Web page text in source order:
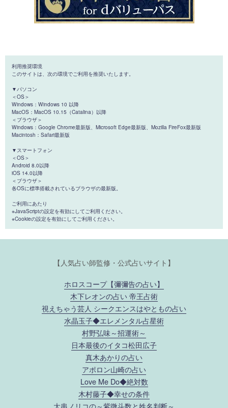
利用推奨環境
このサイトは、次の環境でご利用を推奨いたします。
▼パソコン
＜OS＞
Windows：Windows 10 以降
MacOS：MacOS 10.15（Catalina）以降
＜ブラウザ＞
Windows：Google Chrome最新版、Microsoft Edge最新版、Mozilla FireFox最新版
Macintosh：Safari最新版
▼スマートフォン
＜OS＞
Android 8.0以降
iOS 14.0以降
＜ブラウザ＞
各OSに標準搭載されているブラウザの最新版。
ご利用にあたり
※JavaScriptの設定を有効にしてご利用ください。
※Cookieの設定を有効にしてご利用ください。
【人気占い師監修・公式占いサイト】
ホロスコープ【彌彌告の占い】
木下レオンの占い 帝王占術
視えちゃう芸人 シークエンスはやともの占い
水晶玉子◆エレメンタル占星術
村野弘味～招運術～
日本最後のイタコ松田広子
真木あかりの占い
アポロン山崎の占い
Love Me Do◆絶対数
木村藤子◆幸せの条件
大串ノリコの～紫微斗数と姓名判断～